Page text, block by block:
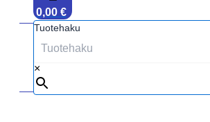
0,00 €
Tuotehaku
×